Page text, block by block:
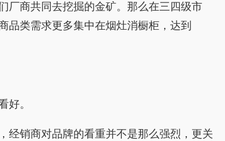
厂商共同去挖掘的金矿。那么在三四级市
品类需求更多集中在烟灶消橱柜，达到
好。
销商对品牌的看重并不是那么强烈，更关